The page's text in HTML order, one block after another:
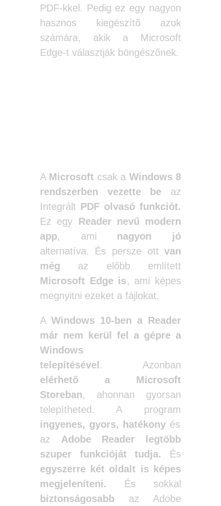
PDF-kkel. Pedig ez egy nagyon
hasznos kiegészítő azok
számára, akik a Microsoft
Edge-t választják böngészőnek.
A Microsoft csak a Windows 8
rendszerben vezette be az
Integrált PDF olvasó funkciót.
Ez egy Reader nevű modern
app, ami nagyon jó
alternatíva. És persze ottvan
még az előbb említett
Microsoft Edge is, ami képes
megnyitni ezeket a fájlokat.
A Windows 10-ben a Reader
már nem kerül fel a gépre a
Windows
telepítésével . Azonban
elérhető a Microsoft
Storeban, ahonnan gyorsan
telepítheted. A program
ingyenes, gyors, hatékony és
az Adobe Reader legtöbb
szuper funkcióját tudja.
És
egyszerre két oldalt is képes
megjeleníteni. És sokkal
biztonságosabb az Adobe